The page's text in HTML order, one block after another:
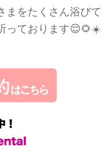
まをたくさん浴びて
っております😌🌻☀️